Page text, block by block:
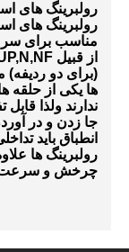
رولبرینگ های
رولبرینگ های
مناسب برای
از قبیل
(برای دو ردیفه)
ها یکی از حلقه
ندارند ولذا
جا زدن و در
انطباق باید
رولبرینگ ها
چرخش و سرعت